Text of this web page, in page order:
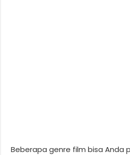
Beberapa genre film bisa Anda